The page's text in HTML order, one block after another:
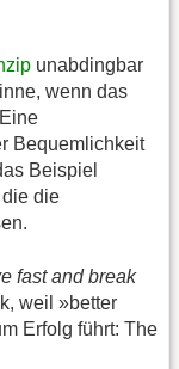
unabdingbar
wenn das
Bequemlichkeit
Beispiel
die
fast and break
weil »better
Erfolg führt: The